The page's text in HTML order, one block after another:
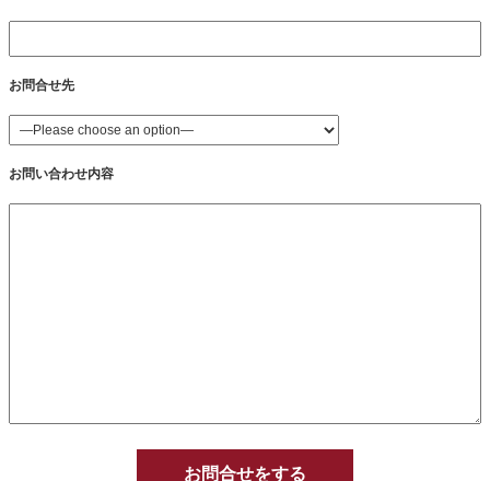
お問合せ先
お問い合わせ内容